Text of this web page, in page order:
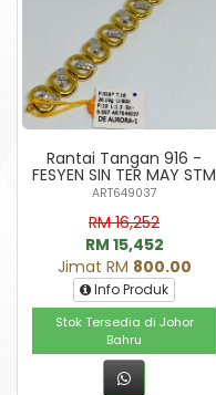
Rantai Tangan 916 -
FESYEN SIN TER MAY STM
ART649037
RM 16,252
RM 15,452
Jimat RM 800.00
Info Produk
Stok Tersedia di Johor
Bahru